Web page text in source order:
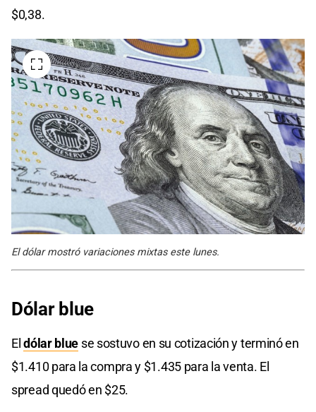
$0,38.
El dólar mostró variaciones mixtas este lunes.
Dólar blue
Eldólar blue se sostuvo en su cotización y terminó en
$1.410 para la compra y $1.435 para la venta. El
spread quedó en $25.